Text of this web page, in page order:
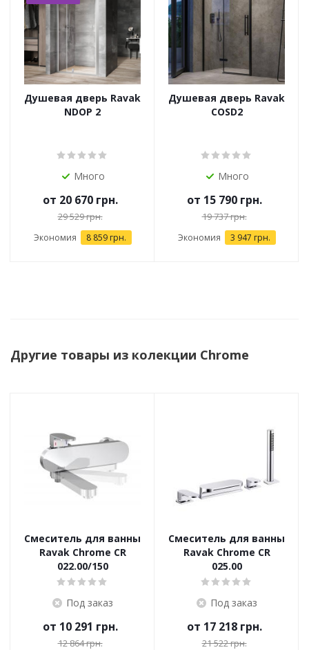
Душевая дверь Ravak
NDOP 2
Много
от 20 670 грн.
29 529 грн.
Экономия 8 859 грн.
Душевая дверь Ravak
COSD2
Много
от 15 790 грн.
19 737 грн.
Экономия 3 947 грн.
Другие товары из колекции Chrome
Смеситель для ванны
Ravak Chrome CR
022.00/150
Под заказ
от 10 291 грн.
12 864 грн.
Смеситель для ванны
Ravak Chrome CR
025.00
Под заказ
от 17 218 грн.
21 522 грн.